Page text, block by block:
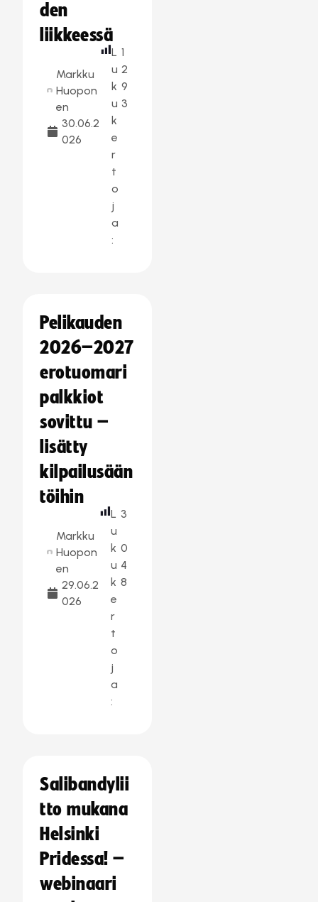
den
liikkeessä
Markku
Huopon
en
30.06.2
026
L
u
k
u
k
e
r
t
o
j
a
:
1
2
9
3
Pelikauden
2026–2027
erotuomari
palkkiot
sovittu –
lisätty
kilpailusään
töihin
Markku
Huopon
en
29.06.2
026
L
u
k
u
k
e
r
t
o
j
a
:
3
0
4
8
Salibandylii
tto mukana
Helsinki
Pridessa! –
webinaari